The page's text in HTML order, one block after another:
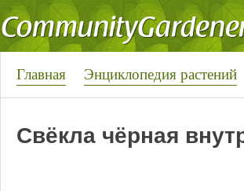
Главная Энциклопедия растений
Свёкла чёрная